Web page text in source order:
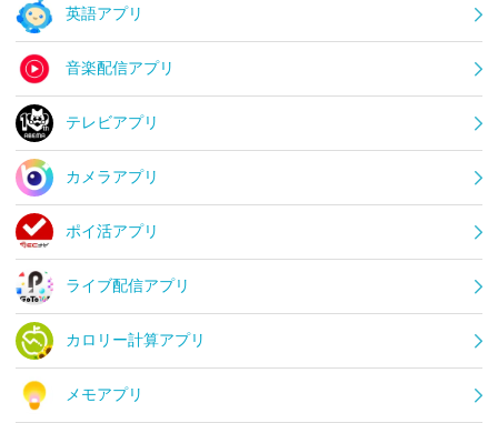
英語アプリ
音楽配信アプリ
テレビアプリ
カメラアプリ
ポイ活アプリ
ライブ配信アプリ
カロリー計算アプリ
メモアプリ